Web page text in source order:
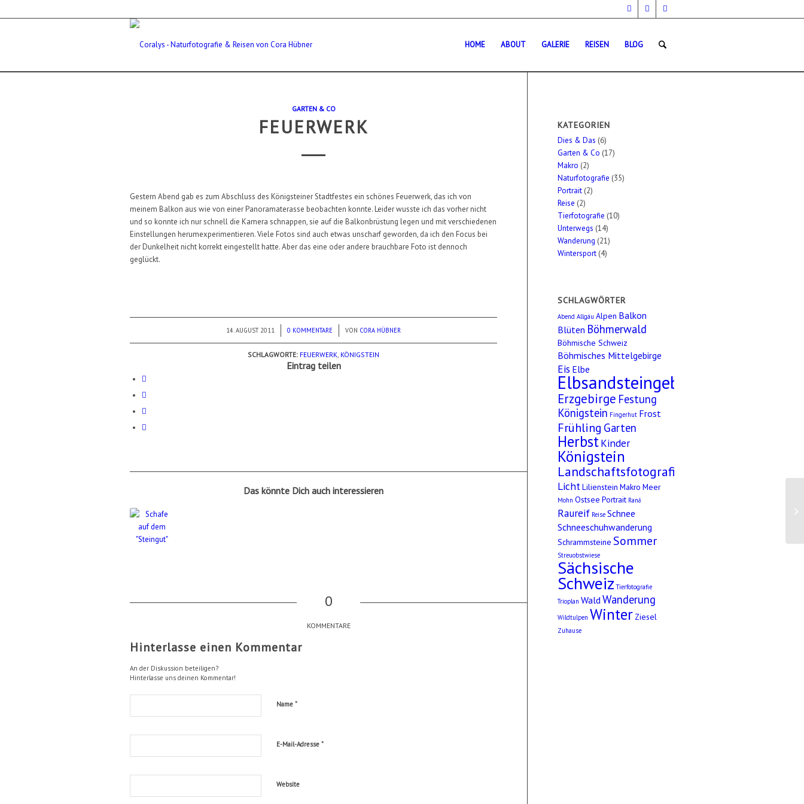
HOME ABOUT GALERIE REISEN BLOG
GARTEN & CO
FEUERWERK
Gestern Abend gab es zum Abschluss des Königsteiner Stadtfestes ein schönes Feuerwerk, das ich von
meinem Balkon aus wie von einer Panoramaterasse beobachten konnte. Leider wusste ich das vorher nicht
und so konnte ich nur schnell die Kamera schnappen, sie auf die Balkonbrüstung legen und mit verschiedenen
Einstellungen herumexperimentieren. Viele Fotos sind auch etwas unscharf geworden, da ich den Focus bei
der Dunkelheit nicht korrekt eingestellt hatte. Aber das eine oder andere brauchbare Foto ist dennoch
geglückt.
14. AUGUST 2011
/ 0 KOMMENTARE
/ VON CORA HÜBNER
SCHLAGWORTE: FEUERWERK, KÖNIGSTEIN
Eintrag teilen
Das könnte Dich auch interessieren
0
KOMMENTARE
Hinterlasse einen Kommentar
An der Diskussion beteiligen?
Hinterlasse uns deinen Kommentar!
Name *
E-Mail-Adresse *
Website
KATEGORIEN
Dies & Das (6)
Garten & Co (17)
Makro (2)
Naturfotografie (35)
Portrait (2)
Reise (2)
Tierfotografie (10)
Unterwegs (14)
Wanderung (21)
Wintersport (4)
SCHLAGWÖRTER
Abend Allgäu Alpen Balkon
Blüten Böhmerwald
Böhmische Schweiz
Böhmisches Mittelgebirge
Eis Elbe
Elbsandsteingebirge
Erzgebirge Festung
Königstein Fingerhut Frost
Frühling Garten
HerbstKinder
Königstein
Landschaftsfotografie
LichtLilienstein Makro Meer
Mohn Ostsee Portrait Raná
Raureif Reise Schnee
Schneeschuhwanderung
Schrammsteine Sommer
Streuobstwiese
Sächsische
Schweiz Tierfotografie
Trioplan WaldWanderung
Wildtulpen Winter Ziesel
Zuhause